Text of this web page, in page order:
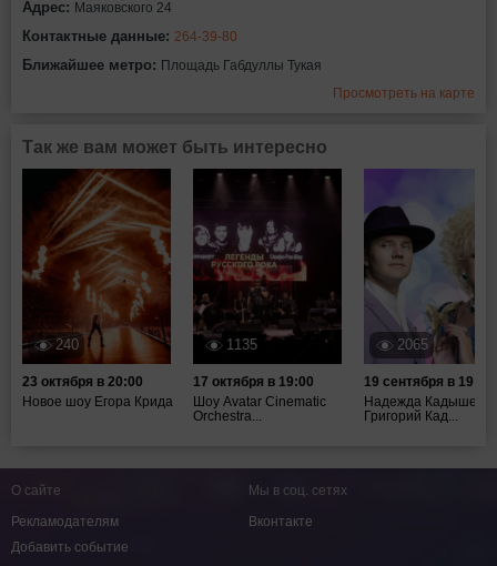
Адрес: Маяковского 24
Контактные данные: 264-39-80
Ближайшее метро: Площадь Габдуллы Тукая
Просмотреть на карте
Так же вам может быть интересно
240
23 октября в 20:00
Новое шоу Егора Крида
1135
17 октября в 19:00
Шоу Avatar Cinematic
Orchestra...
2065
19 сентября в 19:00
Надежда Кадышева,
Григорий Кад...
О сайте
Рекламодателям
Добавить событие
Мы в соц. сетях
Вконтакте